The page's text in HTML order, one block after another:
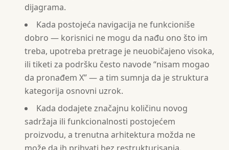
dijagrama.
Kada postojeća navigacija ne funkcioniše
dobro — korisnici ne mogu da nađu ono što im
treba, upotreba pretrage je neuobičajeno visoka,
ili tiketi za podršku često navode “nisam mogao
da pronađem X” — a tim sumnja da je struktura
kategorija osnovni uzrok.
Kada dodajete značajnu količinu novog
sadržaja ili funkcionalnosti postojećem
proizvodu, a trenutna arhitektura možda ne